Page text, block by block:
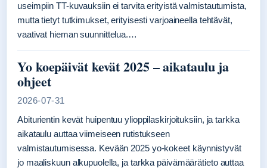
useimpiin TT-kuvauksiin ei tarvita erityistä valmistautumista,
mutta tietyt tutkimukset, erityisesti varjoaineella tehtävät,
vaativat hieman suunnittelua.…
Yo koepäivät kevät 2025 – aikataulu ja
ohjeet
2026-07-31
Abiturientin kevät huipentuu ylioppilaskirjoituksiin, ja tarkka
aikataulu auttaa viimeiseen rutistukseen
valmistautumisessa. Kevään 2025 yo-kokeet käynnistyvät
jo maaliskuun alkupuolella, ja tarkka päivämäärätieto auttaa